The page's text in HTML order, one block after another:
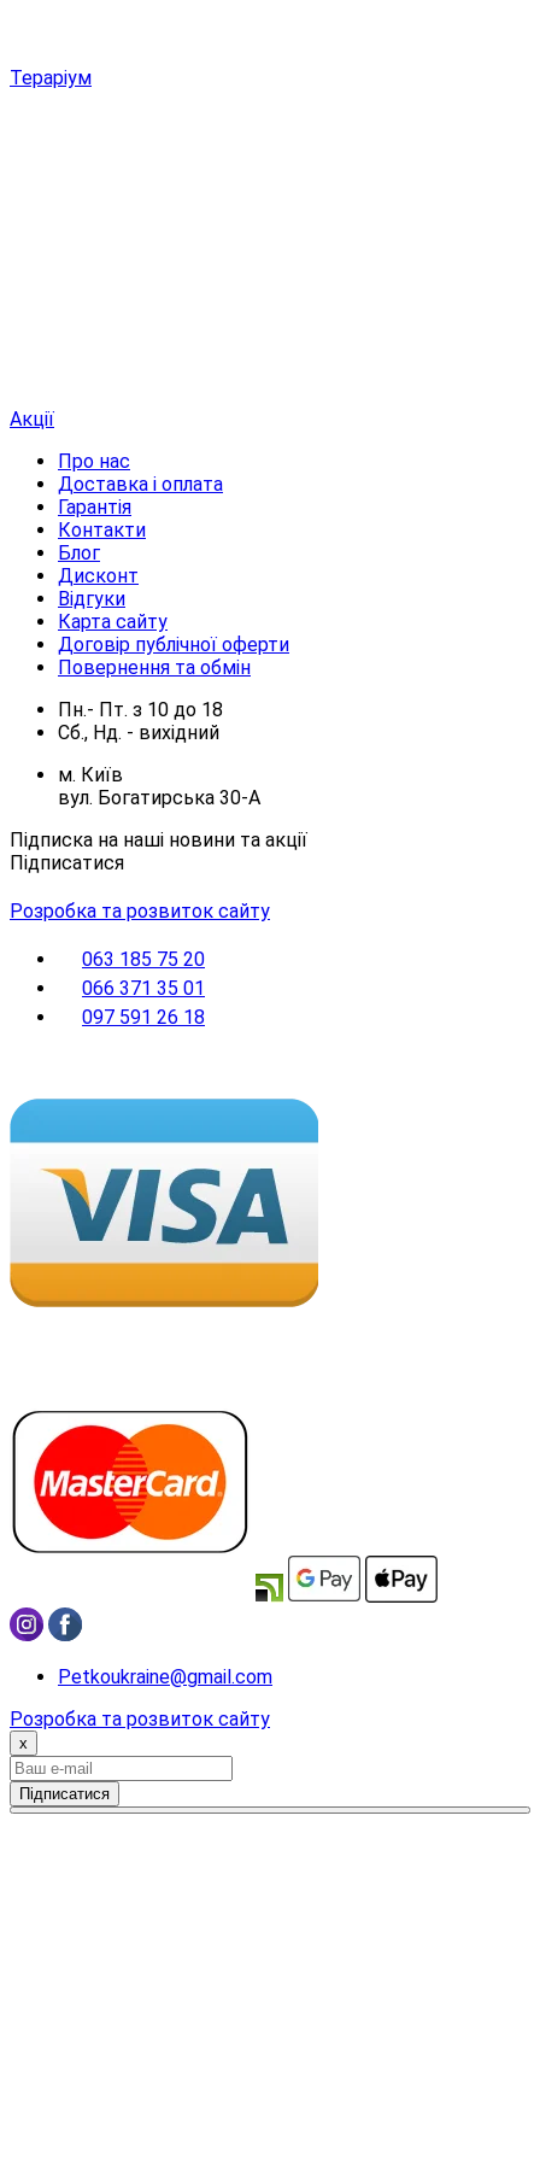
Тераріум
Акції
Про нас
Доставка і оплата
Гарантія
Контакти
Блог
Дисконт
Відгуки
Карта сайту
Договір публічної оферти
Повернення та обмін
Пн.- Пт. з 10 до 18
Сб., Нд. - вихідний
м. Київ
вул. Богатирська 30-А
Підписка на наші новини та акції
Підписатися
Розробка та розвиток сайту
063 185 75 20
066 371 35 01
097 591 26 18
Petkoukraine@gmail.com
Розробка та розвиток сайту
x